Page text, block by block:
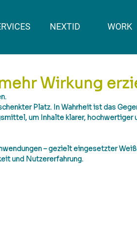
NEXTID WORK
Wirkung
Platz. In Wahrheit ist das
um Inhalte klarer, hochwertiger
– gezielt eingesetzter
und Nutzererfahrung.